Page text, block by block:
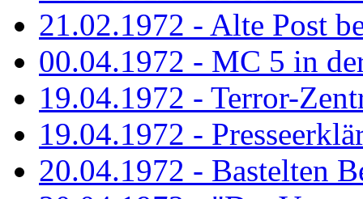
21.02.1972 - Alte Post
00.04.1972 - MC 5 in
19.04.1972 - Terror-
19.04.1972 -
20.04.1972 - Bastelten